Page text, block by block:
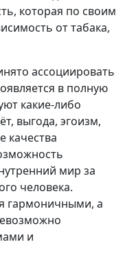
которая по своим
от табака,
ассоциировать
в полную
какие-либо
выгода, эгоизм,
качества
мир за
человека.
гармоничными, а
и